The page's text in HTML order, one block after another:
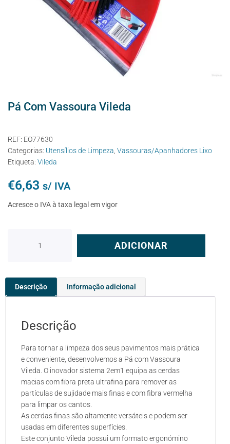
Pá Com Vassoura Vileda
REF: EO77630
Categorias: Utensílios de Limpeza Vassouras/Apanhadores Lixo
Etiqueta: Vileda
€6,63 s/ IVA
Acresce o IVA à taxa legal em vigor
ADICIONAR
Descrição Informação adicional
Descrição
Para tornar a limpeza dos seus pavimentos mais prática
e conveniente, desenvolvemos a Pá com Vassoura
Vileda. O inovador sistema 2em1 equipa as cerdas
macias com fibra preta ultrafina para remover as
partículas de sujidade mais finas e com fibra vermelha
para limpar os cantos.
As cerdas finas são altamente versáteis e podem ser
usadas em diferentes superfícies.
Este conjunto Vileda possui um formato ergonómino